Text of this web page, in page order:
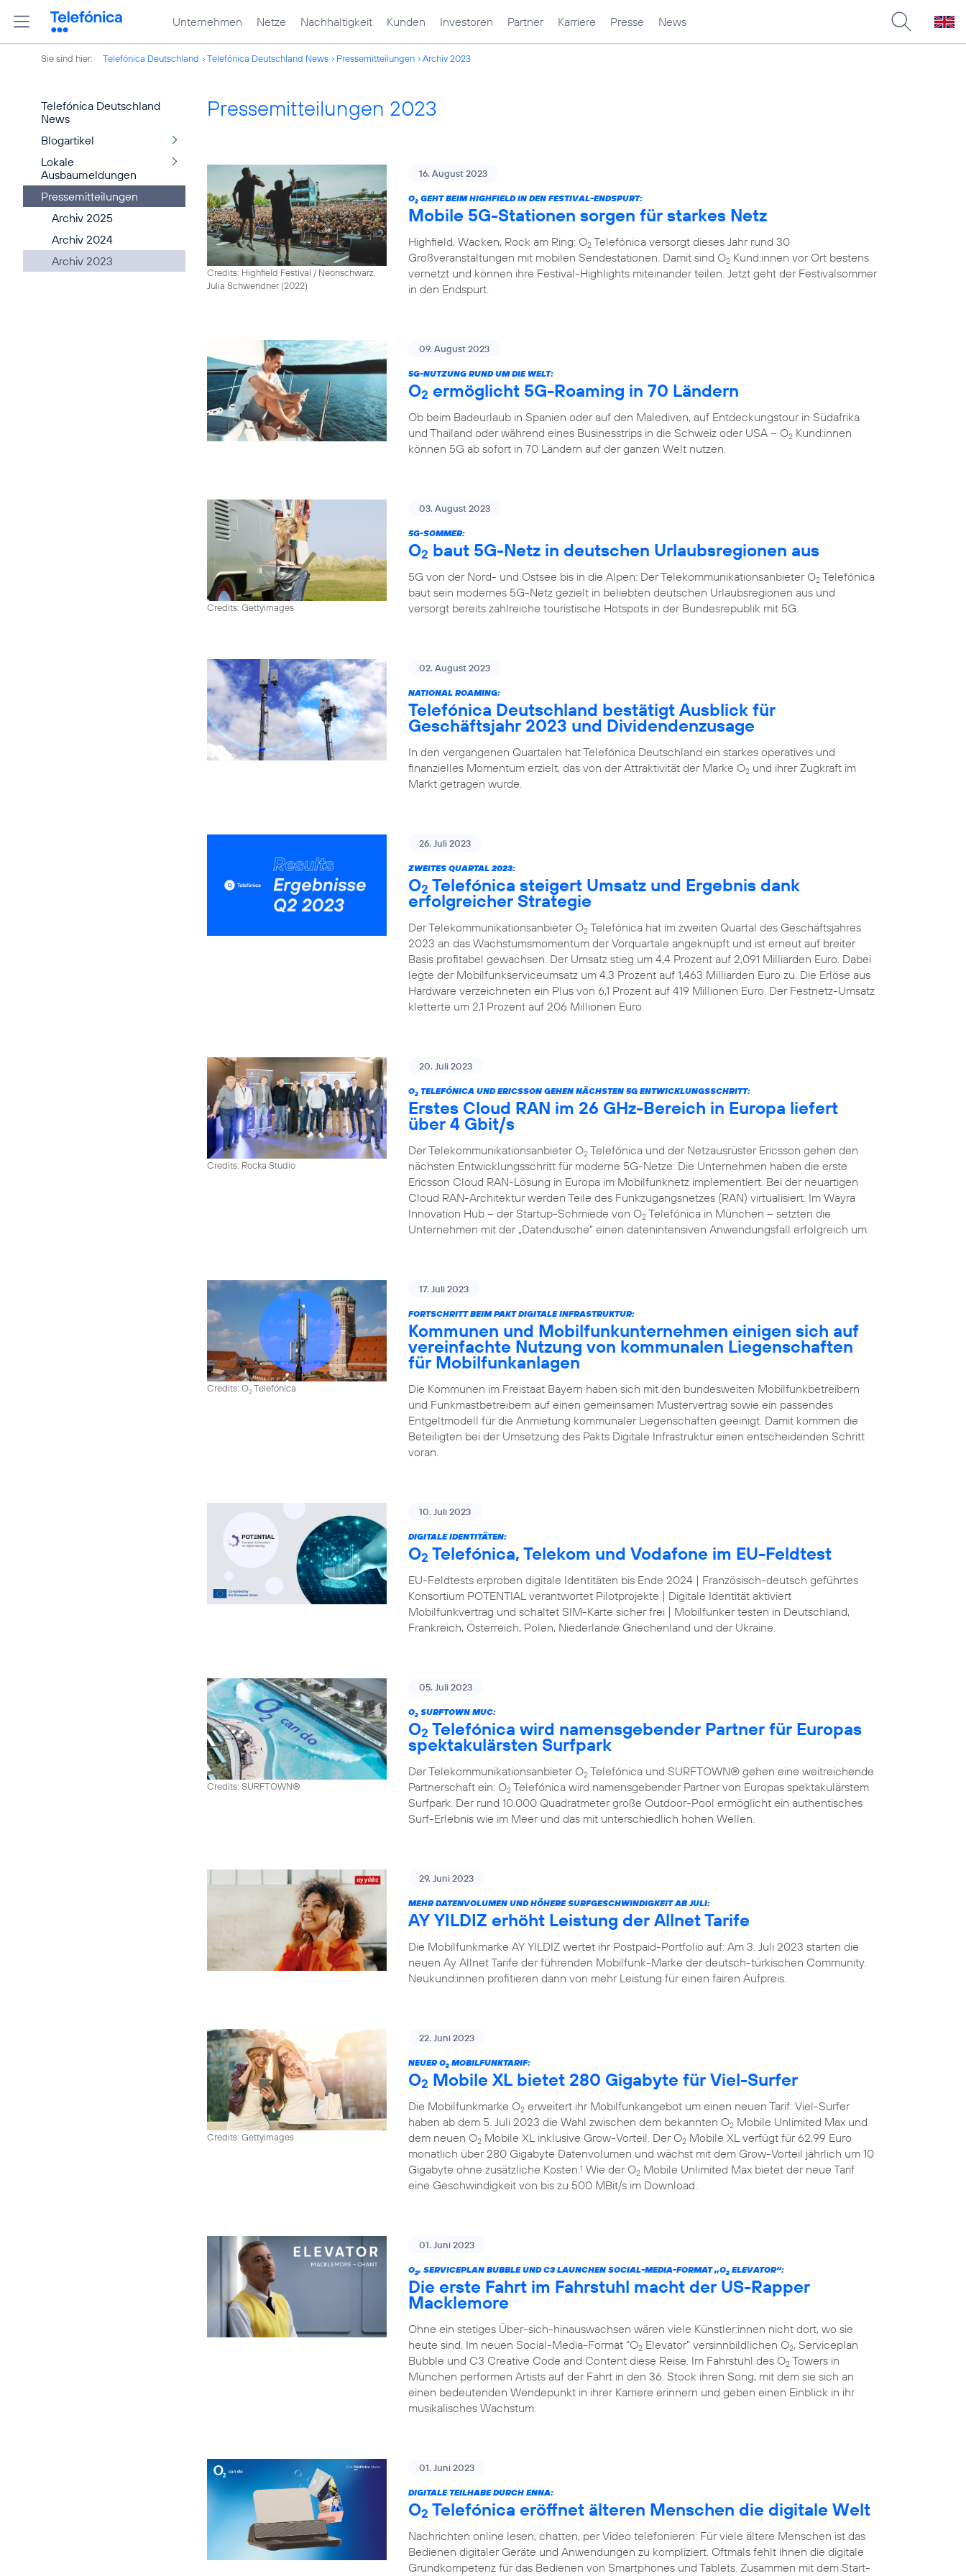
Unternehmen Netze Nachhaltigkeit Kunden Investoren Partner Karriere Presse News
Sie sind hier: Telefónica Deutschland Telefónica Deutschland News Pressemitteilungen Archiv 2023
Telefónica Deutschland
News
Blogartikel
Lokale
Ausbaumeldungen
Pressemitteilungen
Archiv 2025
Archiv 2024
Archiv 2023
Pressemitteilungen 2023
Credits: Highfield Festival / Neonschwarz,
Julia Schwendner (2022)
16. August 2023
O2 GEHT BEIM HIGHFIELD IN DEN FESTIVAL-ENDSPURT:
Mobile 5G-Stationen sorgen für starkes Netz
Highfield, Wacken, Rock am Ring: O2 Telefónica versorgt dieses Jahr rund 30
Großveranstaltungen mit mobilen Sendestationen. Damit sind O2 Kund:innen vor Ort bestens
vernetzt und können ihre Festival-Highlights miteinander teilen. Jetzt geht der Festivalsommer
in den Endspurt.
09. August 2023
5G-NUTZUNG RUND UM DIE WELT:
O2 ermöglicht 5G-Roaming in 70 Ländern
Ob beim Badeurlaub in Spanien oder auf den Malediven, auf Entdeckungstour in Südafrika
und Thailand oder während eines Businesstrips in die Schweiz oder USA – O2 Kund:innen
können 5G ab sofort in 70 Ländern auf der ganzen Welt nutzen.
Credits: Gettyimages
03. August 2023
5G-SOMMER:
O2 baut 5G-Netz in deutschen Urlaubsregionen aus
5G von der Nord- und Ostsee bis in die Alpen: Der Telekommunikationsanbieter O2 Telefónica
baut sein modernes 5G-Netz gezielt in beliebten deutschen Urlaubsregionen aus und
versorgt bereits zahlreiche touristische Hotspots in der Bundesrepublik mit 5G.
02. August 2023
NATIONAL ROAMING:
Telefónica Deutschland bestätigt Ausblick für
Geschäftsjahr 2023 und Dividendenzusage
In den vergangenen Quartalen hat Telefónica Deutschland ein starkes operatives und
finanzielles Momentum erzielt, das von der Attraktivität der Marke O2 und ihrer Zugkraft im
Markt getragen wurde.
26. Juli 2023
ZWEITES QUARTAL 2023:
O2 Telefónica steigert Umsatz und Ergebnis dank
erfolgreicher Strategie
Der Telekommunikationsanbieter O2 Telefónica hat im zweiten Quartal des Geschäftsjahres
2023 an das Wachstumsmomentum der Vorquartale angeknüpft und ist erneut auf breiter
Basis profitabel gewachsen. Der Umsatz stieg um 4,4 Prozent auf 2,091 Milliarden Euro. Dabei
legte der Mobilfunkserviceumsatz um 4,3 Prozent auf 1,463 Milliarden Euro zu. Die Erlöse aus
Hardware verzeichneten ein Plus von 6,1 Prozent auf 419 Millionen Euro. Der Festnetz-Umsatz
kletterte um 2,1 Prozent auf 206 Millionen Euro.
Credits: Rocka Studio
20. Juli 2023
O2 TELEFÓNICA UND ERICSSON GEHEN NÄCHSTEN 5G ENTWICKLUNGSSCHRITT:
Erstes Cloud RAN im 26 GHz-Bereich in Europa liefert
über 4 Gbit/s
Der Telekommunikationsanbieter O2 Telefónica und der Netzausrüster Ericsson gehen den
nächsten Entwicklungsschritt für moderne 5G-Netze: Die Unternehmen haben die erste
Ericsson Cloud RAN-Lösung in Europa im Mobilfunknetz implementiert. Bei der neuartigen
Cloud RAN-Architektur werden Teile des Funkzugangsnetzes (RAN) virtualisiert. Im Wayra
Innovation Hub – der Startup-Schmiede von O2 Telefónica in München – setzten die
Unternehmen mit der „Datendusche“ einen datenintensiven Anwendungsfall erfolgreich um.
Credits: O2Telefónica
17. Juli 2023
FORTSCHRITT BEIM PAKT DIGITALE INFRASTRUKTUR:
Kommunen und Mobilfunkunternehmen einigen sich auf
vereinfachte Nutzung von kommunalen Liegenschaften
für Mobilfunkanlagen
Die Kommunen im Freistaat Bayern haben sich mit den bundesweiten Mobilfunkbetreibern
und Funkmastbetreibern auf einen gemeinsamen Mustervertrag sowie ein passendes
Entgeltmodell für die Anmietung kommunaler Liegenschaften geeinigt. Damit kommen die
Beteiligten bei der Umsetzung des Pakts Digitale Infrastruktur einen entscheidenden Schritt
voran.
10. Juli 2023
DIGITALE IDENTITÄTEN:
O2 Telefónica, Telekom und Vodafone im EU-Feldtest
EU-Feldtests erproben digitale Identitäten bis Ende 2024 | Französisch-deutsch geführtes
Konsortium POTENTIAL verantwortet Pilotprojekte | Digitale Identität aktiviert
Mobilfunkvertrag und schaltet SIM-Karte sicher frei | Mobilfunker testen in Deutschland,
Frankreich, Österreich, Polen, Niederlande Griechenland und der Ukraine.
Credits: SURFTOWN®
05. Juli 2023
O2 SURFTOWN MUC:
O2 Telefónica wird namensgebender Partner für Europas
spektakulärsten Surfpark
Der Telekommunikationsanbieter O2 Telefónica und SURFTOWN® gehen eine weitreichende
Partnerschaft ein: O2 Telefónica wird namensgebender Partner von Europas spektakulärstem
Surfpark. Der rund 10.000 Quadratmeter große Outdoor-Pool ermöglicht ein authentisches
Surf-Erlebnis wie im Meer und das mit unterschiedlich hohen Wellen.
29. Juni 2023
MEHR DATENVOLUMEN UND HÖHERE SURFGESCHWINDIGKEIT AB JULI:
AY YILDIZ erhöht Leistung der Allnet Tarife
Die Mobilfunkmarke AY YILDIZ wertet ihr Postpaid-Portfolio auf: Am 3. Juli 2023 starten die
neuen Ay Allnet Tarife der führenden Mobilfunk-Marke der deutsch-türkischen Community.
Neukund:innen profitieren dann von mehr Leistung für einen fairen Aufpreis.
Credits: Gettyimages
22. Juni 2023
NEUER O2 MOBILFUNKTARIF:
O2 Mobile XL bietet 280 Gigabyte für Viel-Surfer
Die Mobilfunkmarke O2 erweitert ihr Mobilfunkangebot um einen neuen Tarif: Viel-Surfer
haben ab dem 5. Juli 2023 die Wahl zwischen dem bekannten O2 Mobile Unlimited Max und
dem neuen O2 Mobile XL inklusive Grow-Vorteil. Der O2 Mobile XL verfügt für 62,99 Euro
monatlich über 280 Gigabyte Datenvolumen und wächst mit dem Grow-Vorteil jährlich um 10
Gigabyte ohne zusätzliche Kosten.1 Wie der O2 Mobile Unlimited Max bietet der neue Tarif
eine Geschwindigkeit von bis zu 500 MBit/s im Download.
01. Juni 2023
O2, SERVICEPLAN BUBBLE UND C3 LAUNCHEN SOCIAL-MEDIA-FORMAT „O2 ELEVATOR“:
Die erste Fahrt im Fahrstuhl macht der US-Rapper
Macklemore
Ohne ein stetiges Über-sich-hinauswachsen wären viele Künstler:innen nicht dort, wo sie
heute sind. Im neuen Social-Media-Format "O2 Elevator" versinnbildlichen O2, Serviceplan
Bubble und C3 Creative Code and Content diese Reise. Im Fahrstuhl des O2 Towers in
München performen Artists auf der Fahrt in den 36. Stock ihren Song, mit dem sie sich an
einen bedeutenden Wendepunkt in ihrer Karriere erinnern und geben einen Einblick in ihr
musikalisches Wachstum.
01. Juni 2023
DIGITALE TEILHABE DURCH ENNA:
O2 Telefónica eröffnet älteren Menschen die digitale Welt
Nachrichten online lesen, chatten, per Video telefonieren: Für viele ältere Menschen ist das
Bedienen digitaler Geräte und Anwendungen zu kompliziert. Oftmals fehlt ihnen die digitale
Grundkompetenz für das Bedienen von Smartphones und Tablets. Zusammen mit dem Start-